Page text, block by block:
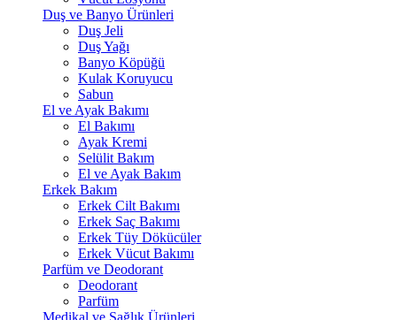
Duş ve Banyo Ürünleri
Duş Jeli
Duş Yağı
Banyo Köpüğü
Kulak Koruyucu
Sabun
El ve Ayak Bakımı
El Bakımı
Ayak Kremi
Selülit Bakım
El ve Ayak Bakım
Erkek Bakım
Erkek Cilt Bakımı
Erkek Saç Bakımı
Erkek Tüy Dökücüler
Erkek Vücut Bakımı
Parfüm ve Deodorant
Deodorant
Parfüm
Medikal ve Sağlık Ürünleri